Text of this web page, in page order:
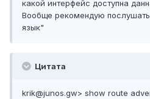
какой интерфейс доступна
Вообще рекомендую
язык"
Цитата
krik@junos.gw> show route